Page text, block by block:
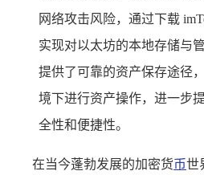
网络攻击风险，通过下载
实现对以太坊的本地存储与
提供了可靠的资产保存途径
境下进行资产操作，进一步
全性和便捷性。
在当今蓬勃发展的加密货币世